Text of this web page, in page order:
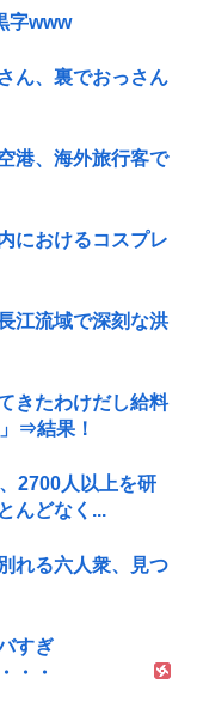
字www
ん、裏でおっさん
港、海外旅行客で
におけるコスプレ
江流域で深刻な洪
きたわけだし給料
⇒結果！
2700人以上を研
んどなく...
れる六人衆、見つ
すぎ
・・